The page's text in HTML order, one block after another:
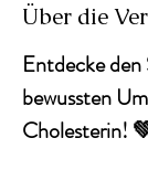
Über die
Entdecke den
bewussten
Cholesterin!